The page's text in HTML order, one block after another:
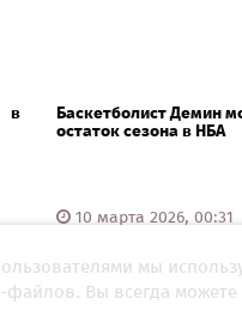
в
Баскетболист Демин
остаток сезона в НБА
10 марта 2026, 00:31
мы
файлов. Вы всегда